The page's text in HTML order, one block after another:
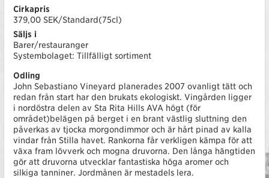
Cirkapris
379,00 SEK/Standard(75cl)
Säljs i
Barer/restauranger
Systembolaget: Tillfälligt sortiment
Odling
John Sebastiano Vineyard planerades 2007 ovanligt tätt och
redan från start har den brukats ekologiskt. Vingården ligger
i nordöstra delen av Sta Rita Hills AVA högt (för
området)belägen på berget i en brant västlig sluttning den
påverkas av tjocka morgondimmor och är hårt pinad av kalla
vindar från Stilla havet. Rankorna får verkligen kämpa för att
växa fram lövverk och mogna druvorna. Den långa hängtiden
gör att druvorna utvecklar fantastiska höga aromer och
silkiga tanniner. Jordmånen är mestadels lera.